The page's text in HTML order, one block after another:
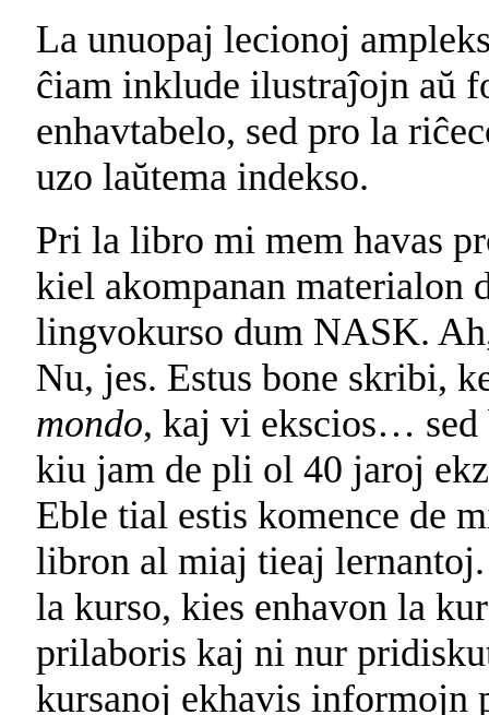
La unuopaj lecionoj
ĉiam inklude ilustraĵojn aŭ
enhavtabelo, sed pro la
uzo laŭtema indekso.
Pri la libro mi mem havas
kiel akompanan materialon
lingvokurso dum NASK.
Nu, jes. Estus bone skribi,
mondo, kaj vi ekscios… sed
kiu jam de pli ol 40 jaroj
Eble tial estis komence de
libron al miaj tieaj
la kurso, kies enhavon la
prilaboris kaj ni nur
kursanoj ekhavis informojn